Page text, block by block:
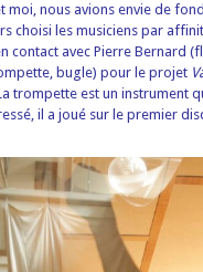
moi, nous avions envie de
choisi les musiciens par
contact avec Pierre Bernard
bugle) pour le projet
trompette est un instrument
il a joué sur le premier